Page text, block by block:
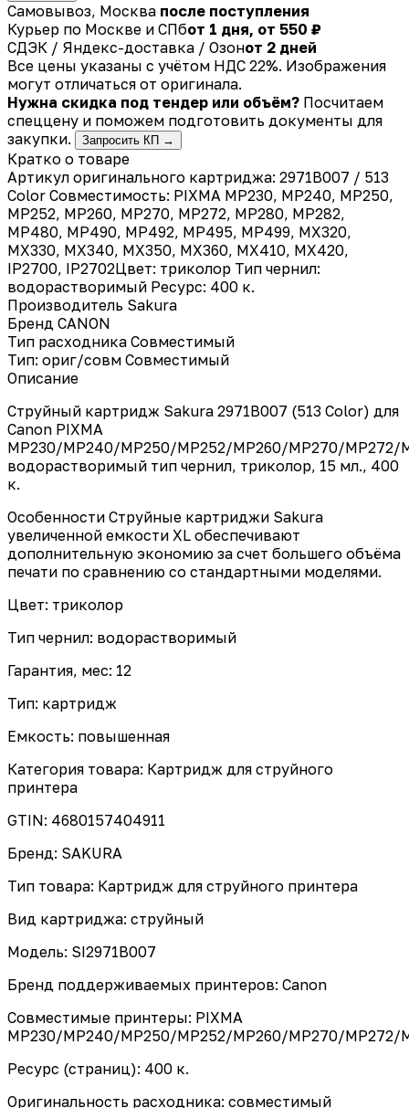
Самовывоз, Москва после поступления
Курьер по Москве и СПбот 1 дня, от 550 ₽
СДЭК / Яндекс-доставка / Озонот 2 дней
Все цены указаны с учётом НДС 22%. Изображения
могут отличаться от оригинала.
Нужна скидка под тендер или объём? Посчитаем
спеццену и поможем подготовить документы для
закупки.
Запросить КП →
Кратко о товаре
Артикул оригинального картриджа: 2971B007 / 513
Color Совместимость: PIXMA MP230, MP240, MP250,
MP252, MP260, MP270, MP272, MP280, MP282,
MP480, MP490, MP492, MP495, MP499, MX320,
MX330, MX340, MX350, MX360, MX410, MX420,
IP2700, IP2702Цвет: триколор Тип чернил:
водорастворимый Ресурс: 400 к.
Производитель Sakura
Бренд CANON
Тип расходника Совместимый
Тип: ориг/совм Совместимый
Описание
Струйный картридж Sakura 2971B007 (513 Color) для
Canon PIXMA
MP230/MP240/MP250/MP252/MP260/MP270/
водорастворимый тип чернил, триколор, 15 мл., 400
к.
Особенности Струйные картриджи Sakura
увеличенной емкости XL обеспечивают
дополнительную экономию за счет большего объёма
печати по сравнению со стандартными моделями.
Цвет: триколор
Тип чернил: водорастворимый
Гарантия, мес: 12
Тип: картридж
Емкость: повышенная
Категория товара: Картридж для струйного
принтера
GTIN: 4680157404911
Бренд: SAKURA
Тип товара: Картридж для струйного принтера
Вид картриджа: струйный
Модель: SI2971B007
Бренд поддерживаемых принтеров: Canon
Совместимые принтеры: PIXMA
MP230/MP240/MP250/MP252/MP260/MP270/
Ресурс (страниц): 400 к.
Оригинальность расходника: совместимый